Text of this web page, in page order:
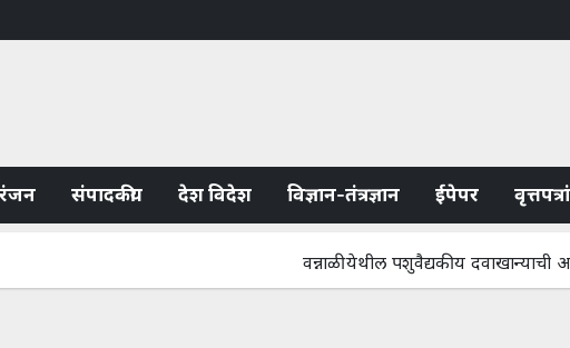
संपादकीय देश विदेश विज्ञान-तंत्रज्ञान ईपेपर
वन्नाळी येथील पशुवैद्यकीय दवाखान्याची अवस्था